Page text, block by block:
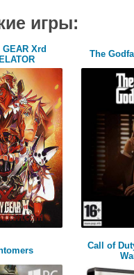
игры:
GEAR Xrd
The
Call of